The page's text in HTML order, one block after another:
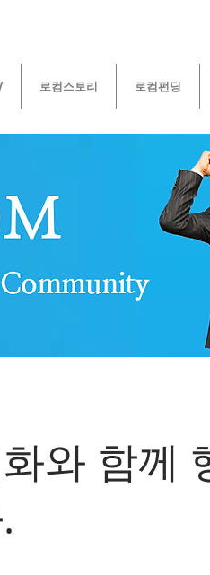
로컴스토리 로컴펀딩
와 함께